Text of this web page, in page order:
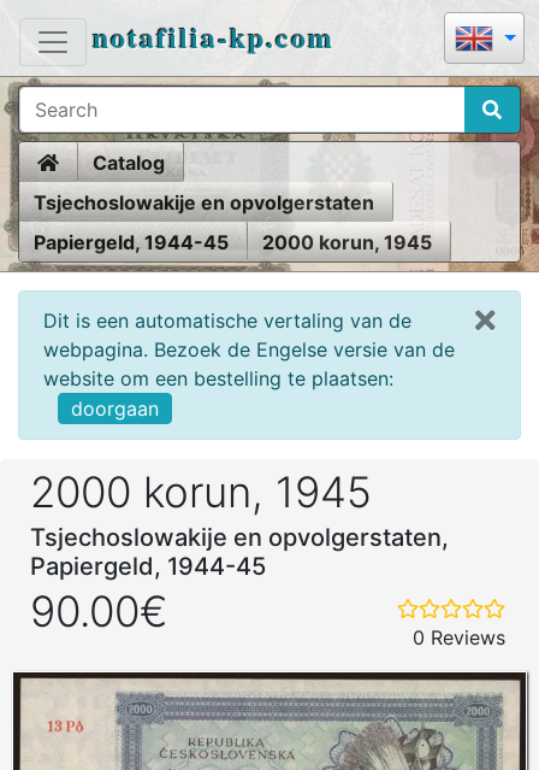
notafilia-kp.com
HomeCatalog
Tsjechoslowakije en opvolgerstaten
Papiergeld, 1944-45
2000 korun, 1945
Dit is een automatische vertaling van de
webpagina. Bezoek de Engelse versie van de
website om een bestelling te plaatsen:
doorgaan
2000 korun, 1945
Tsjechoslowakije en opvolgerstaten,
Papiergeld, 1944-45
90.00€
0 Reviews